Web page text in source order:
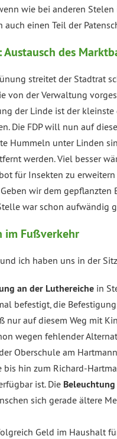
wie bei anderen
auch einen Teil der
Austausch des
streitet der Stadtrat
von der Verwaltung
der Linde ist der
Die FDP will nun auf
Hummeln unter Linden
werden. Viel besser
für Insekten zu
wir dem gepflanzten
war schon aufwändig
im Fußverkehr
ich haben uns in der
an der Luthereiche in
befestigt, die
nur auf diesem Weg mit
wegen fehlender
Oberschule am
bis hin zum Richard-
ist. Die
sich gerade ältere
Geld im Haushalt